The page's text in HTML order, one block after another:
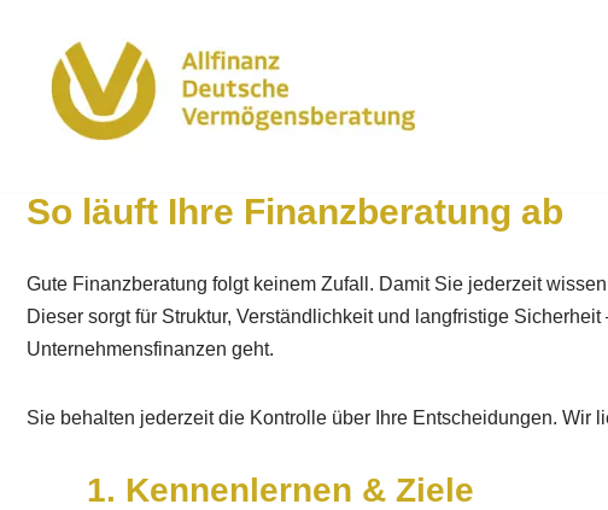
Zum
Inhalt
springen
So läuft Ihre Finanzberatung ab
Gute Finanzberatung folgt keinem Zufall. Damit Sie jederzeit
Dieser sorgt für Struktur, Verständlichkeit und langfristige
Unternehmensfinanzen geht.
Sie behalten jederzeit die Kontrolle über Ihre Entscheidungen. Wir
1. Kennenlernen & Ziele